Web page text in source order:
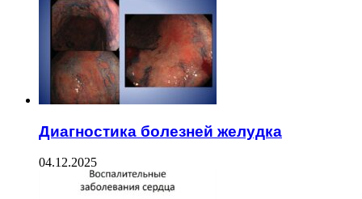
Диагностика болезней желудка
04.12.2025